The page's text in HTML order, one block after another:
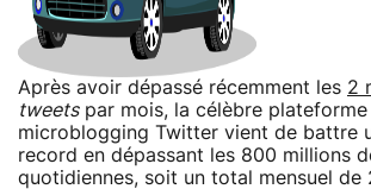
Après avoir dépassé récemment les 2
tweetspar mois, la célèbre plateforme
microblogging Twitter vient de battre
record en dépassant les 800 millions
quotidiennes, soit un total mensuel de